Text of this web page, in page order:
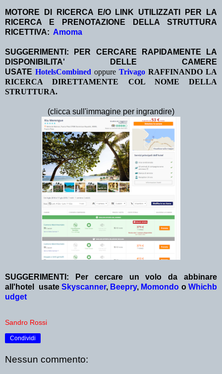
MOTORE DI RICERCA E/O LINK UTILIZZATI PER LA
RICERCA E PRENOTAZIONE DELLA STRUTTURA
RICETTIVA: Amoma
SUGGERIMENTI: PER CERCARE RAPIDAMENTE LA
DISPONIBILITA' DELLE CAMERE
USATE HotelsCombined oppure Trivago RAFFINANDO LA
RICERCA DIRETTAMENTE COL NOME DELLA
STRUTTURA.
(clicca sull'immagine per ingrandire)
SUGGERIMENTI:
Per cercare un volo da abbinare
all'hotel
usate Skyscanner, Beepry, Momondo oWhichb
udget
Sandro Rossi
Condividi
Nessun commento: